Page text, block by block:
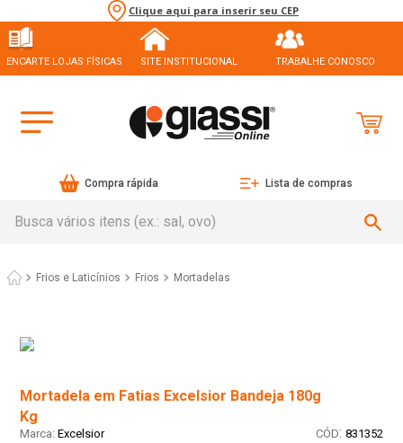
Clique aqui para inserir seu CEP
ENCARTE LOJAS FÍSICAS SITE INSTITUCIONAL TRABALHE CONOSCO
Compra rápida Lista de compras
Frios e Laticínios Frios Mortadelas
Mortadela em Fatias Excelsior Bandeja 180g
Kg
Excelsior : 831352